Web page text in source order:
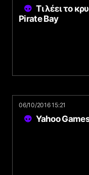
Τι λέει το
Pirate Bay
06/10/2016 15:21
Yahoo